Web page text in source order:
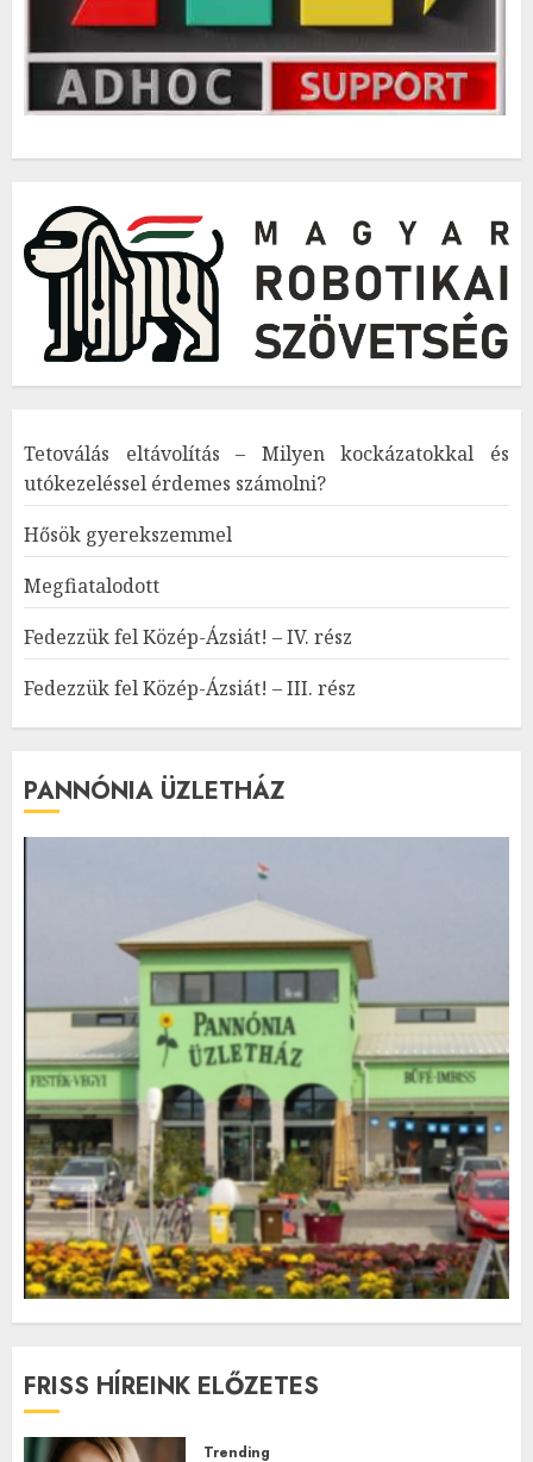
Tetoválás eltávolítás – Milyen kockázatokkal és
utókezeléssel érdemes számolni?
Hősök gyerekszemmel
Megfiatalodott
Fedezzük fel Közép-Ázsiát! – IV. rész
Fedezzük fel Közép-Ázsiát! – III. rész
PANNÓNIA ÜZLETHÁZ
FRISS HÍREINK ELŐZETES
Trending